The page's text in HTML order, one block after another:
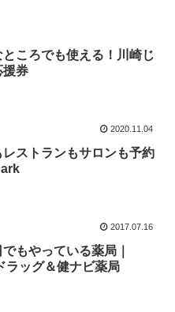
ところでも使える！川崎じ
援券
2020.11.04
レストランもサロンも予約
2017.07.16
でもやっている薬局｜
ラッグ＆健ナビ薬局